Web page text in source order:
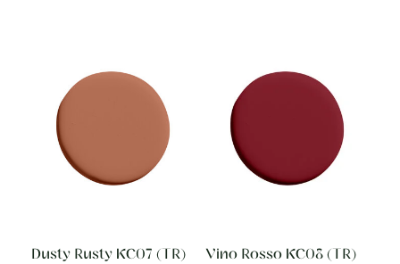
Dusty Rusty KC07 (TR) Vino Rosso KC08 (TR)